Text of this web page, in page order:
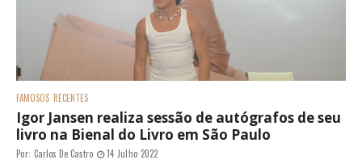
FAMOSOS RECENTES
Igor Jansen realiza sessão de autógrafos de seu
livro na Bienal do Livro em São Paulo
Por: Carlos De Castro 14 Julho 2022